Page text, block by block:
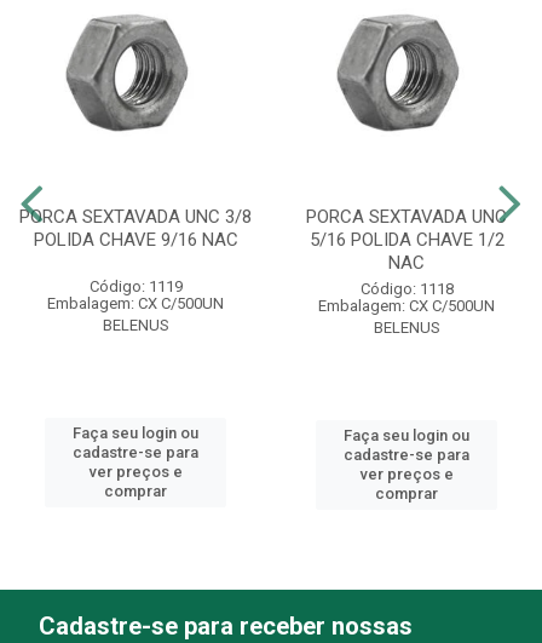
PORCA SEXTAVADA UNC 3/8
POLIDA CHAVE 9/16 NAC
Código: 1119
Embalagem: CX C/500UN
BELENUS
Faça seu login ou
cadastre-se para
ver preços e
comprar
PORCA SEXTAVADA UNC
5/16 POLIDA CHAVE 1/2
NAC
Código: 1118
Embalagem: CX C/500UN
BELENUS
Faça seu login ou
cadastre-se para
ver preços e
comprar
Cadastre-se para receber nossas